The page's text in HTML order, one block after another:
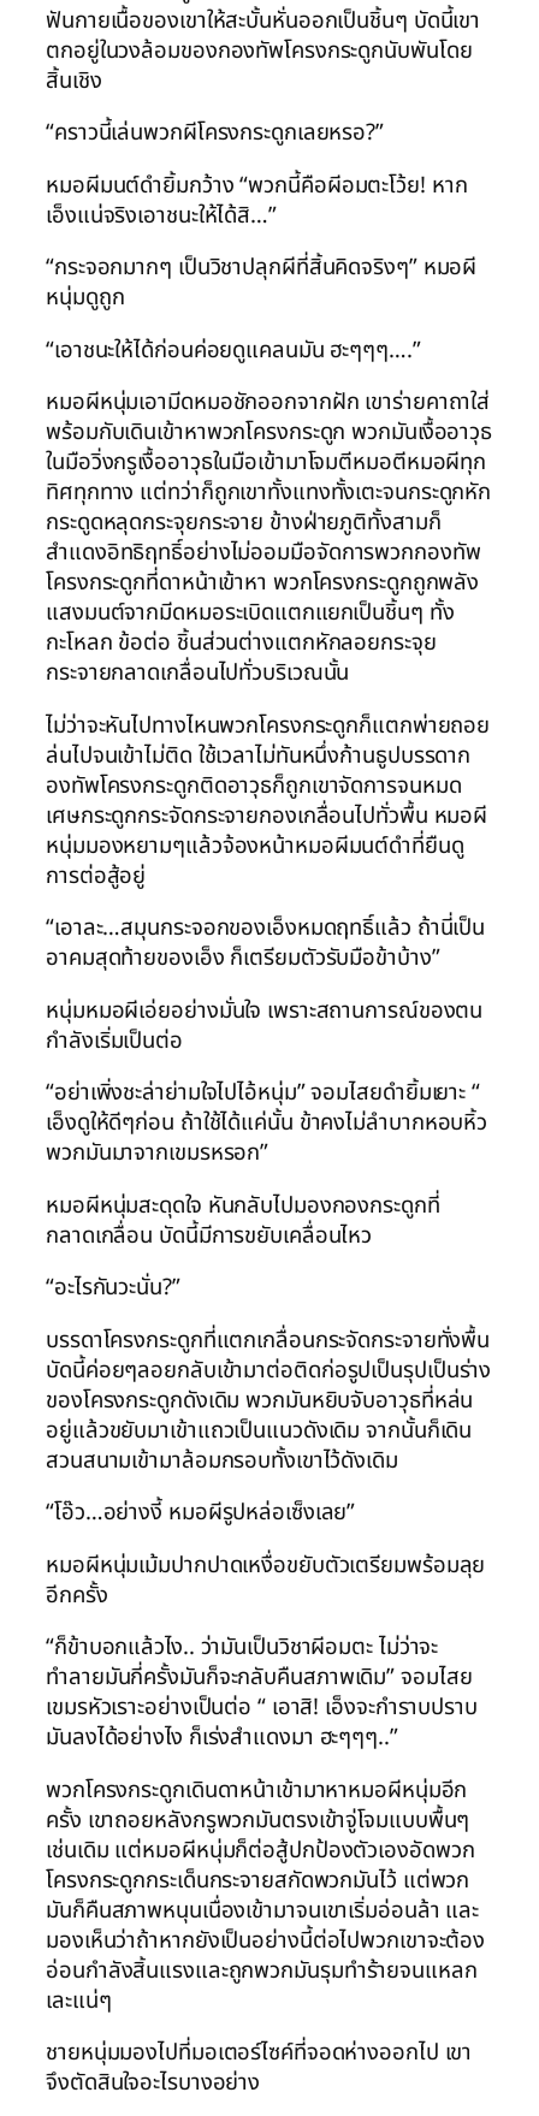
ฟันกายเนื้อของเขาให้สะบั้นหั่นออกเป็นชิ้นๆ บัดนี้เขา
ตกอยู่ในวงล้อมของกองทัพโครงกระดูกนับพันโดย
สิ้นเชิง
“คราวนี้เล่นพวกผีโครงกระดูกเลยหรอ?”
หมอผีมนต์ดำยิ้มกว้าง “พวกนี้คือผีอมตะโว้ย! หาก
เอ็งแน่จริงเอาชนะให้ได้สิ…”
“กระจอกมากๆ เป็นวิชาปลุกผีที่สิ้นคิดจริงๆ” หมอผี
หนุ่มดูถูก
“เอาชนะให้ได้ก่อนค่อยดูแคลนมัน ฮะๆๆๆ….”
หมอผีหนุ่มเอามีดหมอชักออกจากฝัก เขาร่ายคาถาใส่
พร้อมกับเดินเข้าหาพวกโครงกระดูก พวกมันเงื้ออาวุธ
ในมือวิ่งกรูเงื้ออาวุธในมือเข้ามาโจมตีหมอตีหมอผีทุก
ทิศทุกทาง แต่ทว่าก็ถูกเขาทั้งแทงทั้งเตะจนกระดูกหัก
กระดูดหลุดกระจุยกระจาย ข้างฝ่ายภูติทั้งสามก็
สำแดงอิทธิฤทธิ์อย่างไม่ออมมือจัดการพวกกองทัพ
โครงกระดูกที่ดาหน้าเข้าหา พวกโครงกระดูกถูกพลัง
แสงมนต์จากมีดหมอระเบิดแตกแยกเป็นชิ้นๆ ทั้ง
กะโหลก ข้อต่อ ชิ้นส่วนต่างแตกหักลอยกระจุย
กระจายกลาดเกลื่อนไปทั่วบริเวณนั้น
ไม่ว่าจะหันไปทางไหนพวกโครงกระดูกก็แตกพ่ายถอย
ล่นไปจนเข้าไม่ติด ใช้เวลาไม่ทันหนึ่งก้านธูปบรรดาก
องทัพโครงกระดูกติดอาวุธก็ถูกเขาจัดการจนหมด
เศษกระดูกกระจัดกระจายกองเกลื่อนไปทั่วพื้น หมอผี
หนุ่มมองหยามๆแล้วจ้องหน้าหมอผีมนต์ดำที่ยืนดู
การต่อสู้อยู่
“เอาละ…สมุนกระจอกของเอ็งหมดฤทธิ์แล้ว ถ้านี่เป็น
อาคมสุดท้ายของเอ็ง ก็เตรียมตัวรับมือข้าบ้าง”
หนุ่มหมอผีเอ่ยอย่างมั่นใจ เพราะสถานการณ์ของตน
กำลังเริ่มเป็นต่อ
“อย่าเพิ่งชะล่าย่ามใจไปไอ้หนุ่ม” จอมไสยดำยิ้มเยาะ “
เอ็งดูให้ดีๆก่อน ถ้าใช้ได้แค่นั้น ข้าคงไม่ลำบากหอบหิ้ว
พวกมันมาจากเขมรหรอก”
หมอผีหนุ่มสะดุดใจ หันกลับไปมองกองกระดูกที่
กลาดเกลื่อน บัดนี้มีการขยับเคลื่อนไหว
“อะไรกันวะนั่น?”
บรรดาโครงกระดูกที่แตกเกลื่อนกระจัดกระจายทั่งพื้น
บัดนี้ค่อยๆลอยกลับเข้ามาต่อติดก่อรูปเป็นรุปเป็นร่าง
ของโครงกระดูกดังเดิม พวกมันหยิบจับอาวุธที่หล่น
อยู่แล้วขยับมาเข้าแถวเป็นแนวดังเดิม จากนั้นก็เดิน
สวนสนามเข้ามาล้อมกรอบทั้งเขาไว้ดังเดิม
“โอ๊ว…อย่างงี้ หมอผีรูปหล่อเซ็งเลย”
หมอผีหนุ่มเม้มปากปาดเหงื่อขยับตัวเตรียมพร้อมลุย
อีกครั้ง
“ก็ข้าบอกแล้วไง.. ว่ามันเป็นวิชาผีอมตะ ไม่ว่าจะ
ทำลายมันกี่ครั้งมันก็จะกลับคืนสภาพเดิม” จอมไสย
เขมรหัวเราะอย่างเป็นต่อ “ เอาสิ! เอ็งจะกำราบปราบ
มันลงได้อย่างไง ก็เร่งสำแดงมา ฮะๆๆๆ..”
พวกโครงกระดูกเดินดาหน้าเข้ามาหาหมอผีหนุ่มอีก
ครั้ง เขาถอยหลังกรูพวกมันตรงเข้าจู่โจมแบบพื้นๆ
เช่นเดิม แต่หมอผีหนุ่มก็ต่อสู้ปกป้องตัวเองอัดพวก
โครงกระดูกกระเด็นกระจายสกัดพวกมันไว้ แต่พวก
มันก็คืนสภาพหนุนเนื่องเข้ามาจนเขาเริ่มอ่อนล้า และ
มองเห็นว่าถ้าหากยังเป็นอย่างนี้ต่อไปพวกเขาจะต้อง
อ่อนกำลังสิ้นแรงและถูกพวกมันรุมทำร้ายจนแหลก
เละแน่ๆ
ชายหนุ่มมองไปที่มอเตอร์ไซค์ที่จอดห่างออกไป เขา
จึงตัดสินใจอะไรบางอย่าง